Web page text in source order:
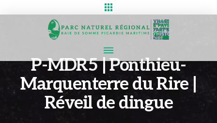
P-MDR5 | Ponthieu-
Marquenterre du Rire |
Réveil de dingue